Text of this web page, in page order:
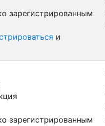
зарегистрированным
и
зарегистрированным